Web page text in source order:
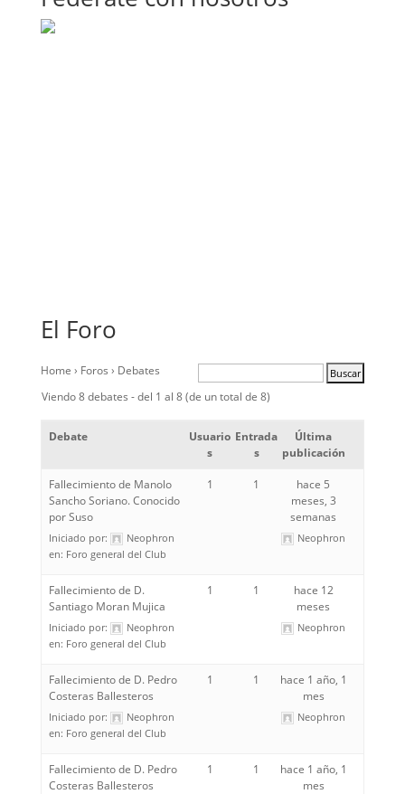
El Foro
Home › Foros › Debates
Viendo 8 debates - del 1 al 8 (de un total de 8)
Debate
Usuario
s
Entrada
s
Última
publicación
Fallecimiento de Manolo
Sancho Soriano. Conocido
por Suso
Iniciado por:
Neophron
en: Foro general del Club
1 1
hace 5
meses, 3
semanas
Neophron
Fallecimiento de D.
Santiago Moran Mujica
Iniciado por:
Neophron
en: Foro general del Club
1 1
hace 12
meses
Neophron
Fallecimiento de D. Pedro
Costeras Ballesteros
Iniciado por:
Neophron
en: Foro general del Club
1 1
hace 1 año, 1
mes
Neophron
Fallecimiento de D. Pedro
Costeras Ballesteros
1 1
hace 1 año, 1
mes